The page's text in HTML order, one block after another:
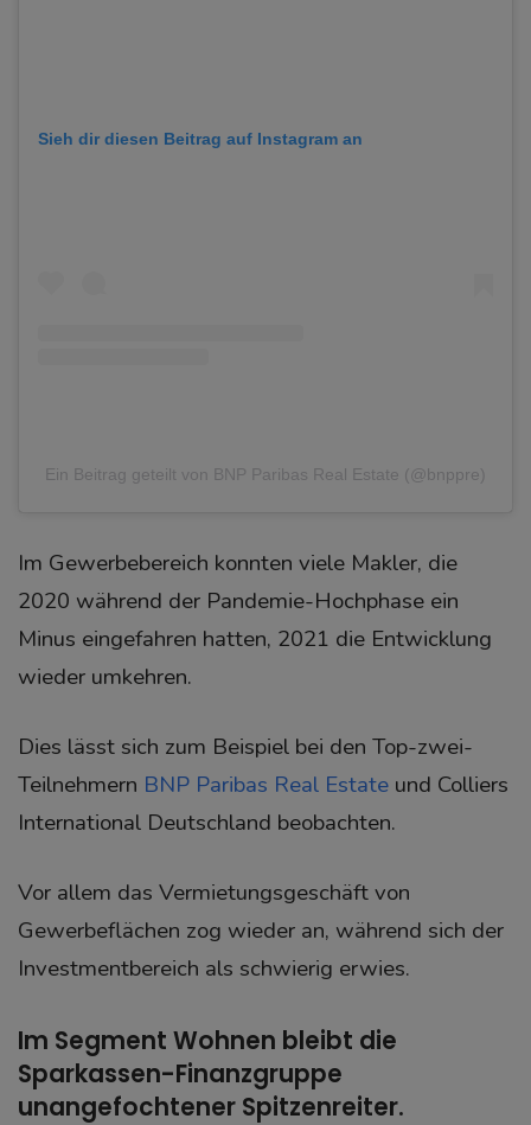
Sieh dir diesen Beitrag auf Instagram an
Ein Beitrag geteilt von BNP Paribas Real Estate (@bnppre)
Im Gewerbebereich konnten viele Makler, die
2020 während der Pandemie-Hochphase ein
Minus eingefahren hatten, 2021 die Entwicklung
wieder umkehren.
Dies lässt sich zum Beispiel bei den Top-zwei-
Teilnehmern BNP Paribas Real Estate und Colliers
International Deutschland beobachten.
Vor allem das Vermietungsgeschäft von
Gewerbeflächen zog wieder an, während sich der
Investmentbereich als schwierig erwies.
Im Segment Wohnen bleibt die
Sparkassen-Finanzgruppe
unangefochtener Spitzenreiter.